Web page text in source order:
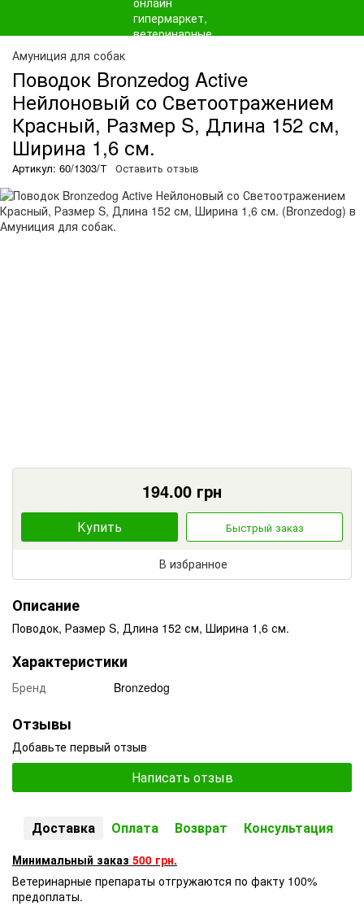
Амуниция для собак
Поводок Bronzedog Active
Нейлоновый со Светоотражением
Красный, Размер S, Длина 152 см,
Ширина 1,6 см.
Артикул: 60/1303/Т Оставить отзыв
194.00 грн
Купить Быстрый заказ
В избранное
Описание
Поводок, Размер S, Длина 152 см, Ширина 1,6 см.
Характеристики
Бренд Bronzedog
Отзывы
Добавьте первый отзыв
Написать отзыв
Доставка Оплата Возврат Консультация
Минимальный заказ 500 грн.
Ветеринарные препараты отгружаются по факту 100%
предоплаты.